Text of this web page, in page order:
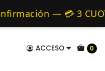
ACCESO 0
CUOTAS
1.8 Ea81
a